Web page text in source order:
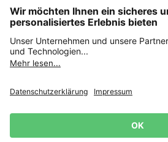
Unsere Zahlungsarten
Sicher einkaufen mit
Datenschutz AGB Impressum